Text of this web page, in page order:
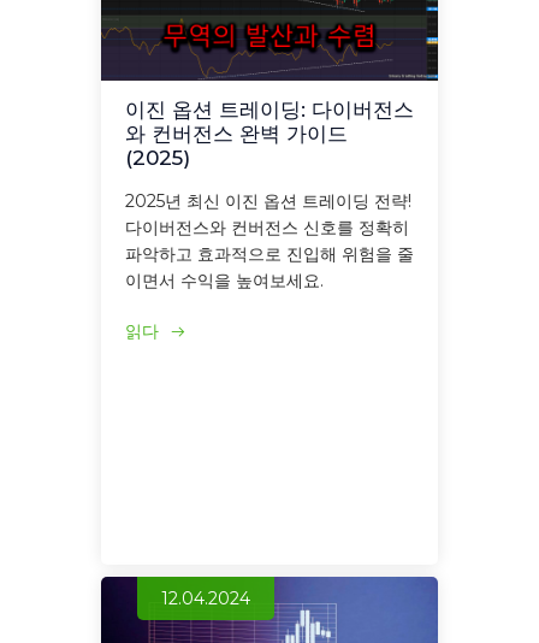
이진 옵션 트레이딩: 다이버전스
와 컨버전스 완벽 가이드
(2025)
2025년 최신 이진 옵션 트레이딩 전략!
다이버전스와 컨버전스 신호를 정확히
파악하고 효과적으로 진입해 위험을 줄
이면서 수익을 높여보세요.
읽다
12.04.2024